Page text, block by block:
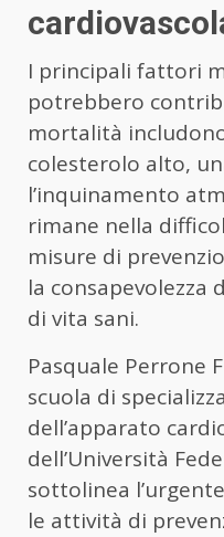
I principali fattori
potrebbero
mortalità
colesterolo alto,
l’inquinamento
rimane nella
misure di
la consapevolezza
di vita sani.
Pasquale Perrone
scuola di
dell’apparato
dell’Università
sottolinea
le attività di